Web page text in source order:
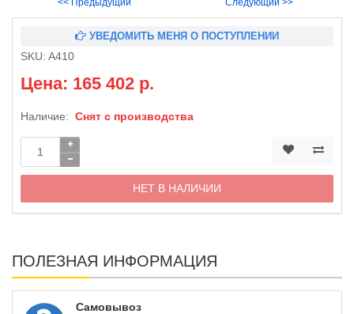
УВЕДОМИТЬ МЕНЯ О ПОСТУПЛЕНИИ
SKU: A410
Цена: 165 402 р.
Наличие: Снят с производства
НЕТ В НАЛИЧИИ
ПОЛЕЗНАЯ ИНФОРМАЦИЯ
Самовывоз